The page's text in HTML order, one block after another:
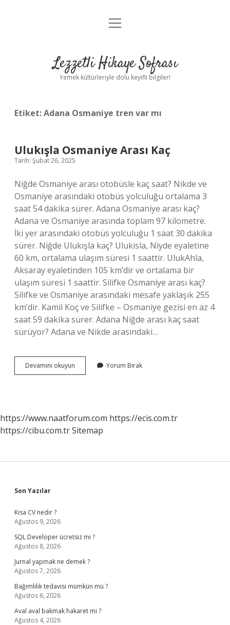
Anasayfa
Yasal Uyarı
menüyü
Lezzetli Hikaye Sofrası
Yemek kültürleriyle dolu keyifli bilgiler!
Etiket:Adana Osmaniye tren var mı
Ulukışla Osmaniye Arası Kaç
Tarih: Şubat 26, 2025
Niğde Osmaniye arası otobüsle kaç saat? Nikde ve
Osmaniye arasındaki otobüs yolculuğu ortalama 3
saat 54 dakika sürer. Adana Osmaniye arası kaç?
Adana ve Osmaniye arasında toplam 97 kilometre.
İki yer arasındaki otobüs yolculuğu 1 saat 30 dakika
sürer. Niğde Ulukışla kaç? Ulukisla, Niyde eyaletine
60 km, ortalama ulaşım süresi 1 saattir. UlukAhla,
Aksaray eyaletinden 105 km’dir ve ortalama bir
ulaşım süresi 1 saattir. Silifke Osmaniye arası kaç?
Silifke ve Osmaniye arasındaki mesafe yaklaşık 255
km’dir. Kamil Koç ve Silifke – Osmaniye gezisi en az 4
saat 59 dakika sürer. Adana Niğde arası kaç saat
sürüyor? Adana ve Nikde arasındaki…
Devamını okuyun
Osmaniye
Yorum Bırak
https://www.naatforum.com https://ecis.com.tr
https://cibu.com.trSitemap
Sidebar
Son Yazılar
Kısa CV nedir ?
Ağustos 9, 2026
SQL Developer ücretsiz mi ?
Ağustos 8, 2026
Jurnal yapmak ne demek ?
Ağustos 7, 2026
Bağımlılık tedavisi mümkün mü ?
Ağustos 6, 2026
Aval aval bakmak hakaret mi ?
Ağustos 4, 2026